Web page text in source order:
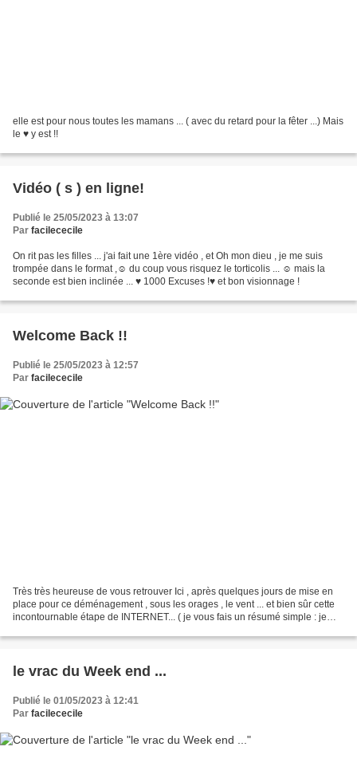
elle est pour nous toutes les mamans ... ( avec du retard pour la fêter ...) Mais
le ♥ y est !!
Vidéo ( s ) en ligne!
Publié le 25/05/2023 à 13:07
Par facilececile
On rit pas les filles ... j'ai fait une 1ère vidéo , et Oh mon dieu , je me suis
trompée dans le format ,☺ du coup vous risquez le torticolis ... ☺ mais la
seconde est bien inclinée ... ♥ 1000 Excuses !♥ et bon visionnage !
Welcome Back !!
Publié le 25/05/2023 à 12:57
Par facilececile
Très très heureuse de vous retrouver Ici , après quelques jours de mise en
place pour ce déménagement , sous les orages , le vent ... et bien sûr cette
incontournable étape de INTERNET... ( je vous fais un résumé simple : je
le vrac du Week end ...
Publié le 01/05/2023 à 12:41
Par facilececile